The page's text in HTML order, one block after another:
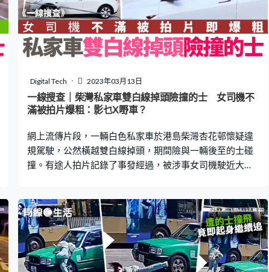
衝 前車被撞即爆粗：你搞咩啊？ 男子截的士去大圍講價
一名的士司機在Facebook群組「的士司機資訊網Taxi」上
載一段車Cam片段，並留言指日前凌晨3時在西貢的士站對
面的便利店，看到一名「生意失敗樣」的男子揮手截車，
子，結果聽到他議價，於是即時關門「畀油走」。 從的士
司機上載的12秒車Cam片段可見，司機停車後打開車門，
一名穿著長袖上衣，背著斜孭袋的男子問道：「大圍百三
Digital Tech 2023年03月13日
一線搜查｜柴灣私家車雙白線掉頭險撞的士 女司機不
滿被拍片爆粗：影乜X嘢車？
網上流傳片段，一輛白色私家車於港島柴灣杏花邨懷疑違
規駕駛，公然橫越雙白線掉頭，期間險與一輛後至的士碰
撞。有途人拍片記錄了事發經過，被涉事女司機駛近大
章： 一線搜查｜內地通關二維碼「黑碼」申請教學 健康
申報3大方法一文看｜附申報網址一線搜查｜內地銀行開戶
口懶人包 申請方法＋文件 北上開戶有甚麼好處？哪間
銀行最方便？一線搜查｜冒yuu發SMS訛稱積分到期 最新
釣魚詐騙一周呃走97萬 警方教4招識破假網站 法例規